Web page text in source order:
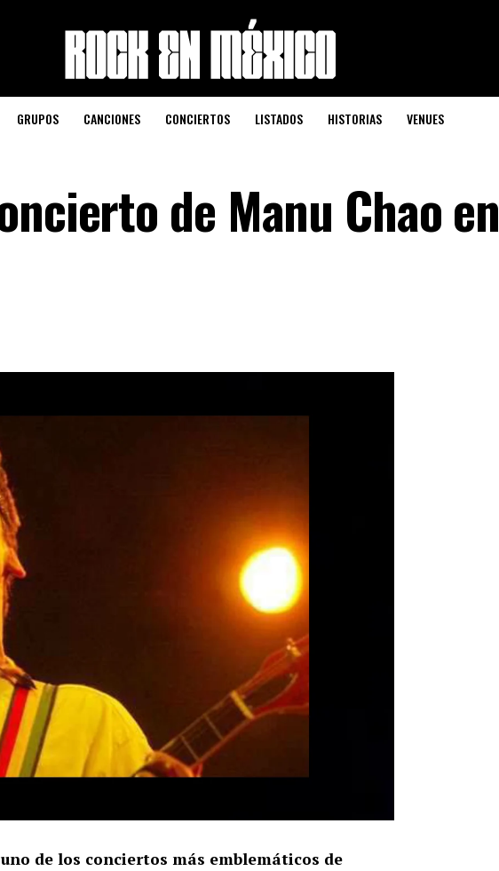
GRUPOS CANCIONES CONCIERTOS LISTADOS HISTORIAS VENUES
de Manu Chao en
de los conciertos más emblemáticos de